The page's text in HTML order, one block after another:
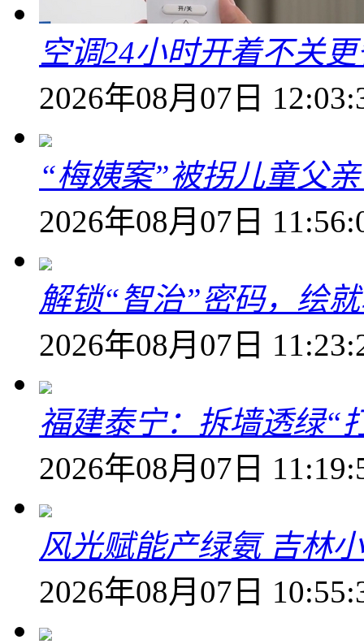
空调24小时开着不关
2026年08月07日
“梅姨案”被拐儿童父
2026年08月07日
解锁“智治”密码，绘
2026年08月07日
福建泰宁：拆墙透绿“
2026年08月07日
风光赋能产绿氨 吉林
2026年08月07日